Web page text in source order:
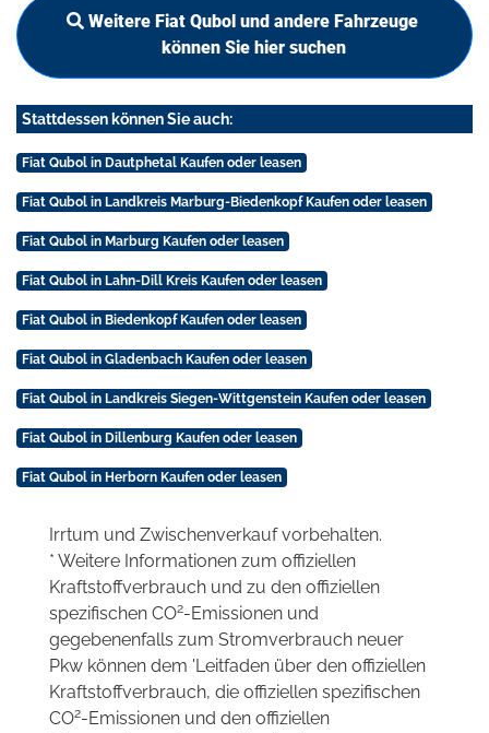
Weitere Fiat Qubol und andere Fahrzeuge
können Sie hier suchen
Stattdessen können Sie auch:
Fiat Qubol in Dautphetal Kaufen oder leasen
Fiat Qubol in Landkreis Marburg-Biedenkopf Kaufen oder leasen
Fiat Qubol in Marburg Kaufen oder leasen
Fiat Qubol in Lahn-Dill Kreis Kaufen oder leasen
Fiat Qubol in Biedenkopf Kaufen oder leasen
Fiat Qubol in Gladenbach Kaufen oder leasen
Fiat Qubol in Landkreis Siegen-Wittgenstein Kaufen oder leasen
Fiat Qubol in Dillenburg Kaufen oder leasen
Fiat Qubol in Herborn Kaufen oder leasen
Irrtum und Zwischenverkauf vorbehalten.
* Weitere Informationen zum offiziellen
Kraftstoffverbrauch und zu den offiziellen
spezifischen CO2-Emissionen und
gegebenenfalls zum Stromverbrauch neuer
Pkw können dem 'Leitfaden über den offiziellen
Kraftstoffverbrauch, die offiziellen spezifischen
CO2-Emissionen und den offiziellen